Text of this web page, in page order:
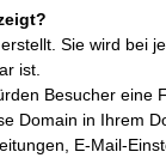
Sie wird bei
ist.
Besucher eine
Domain in Ihrem
E-Mail-